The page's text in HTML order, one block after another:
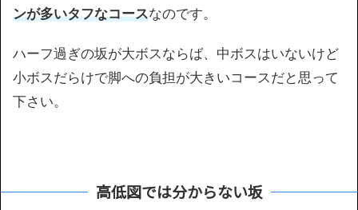
ンが多いタフなコースなのです。
ハーフ過ぎの坂が大ボスならば、中ボスはいないけど
小ボスだらけで脚への負担が大きいコースだと思って
下さい。
高低図では分からない坂